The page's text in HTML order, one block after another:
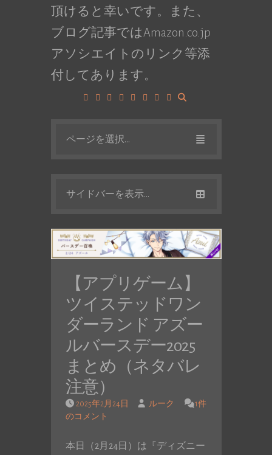
頂けると幸いです。また、
ブログ記事ではAmazon.co.jp
アソシエイトのリンク等添
付してあります。
ページを選択...
サイドバーを表示...
【アプリゲーム】
ツイステッドワン
ダーランド アズー
ルバースデー2025
まとめ（ネタバレ
注意）
2025年2月24日 ルーク
1件
のコメント
本日（2月24日）は『ディズニー